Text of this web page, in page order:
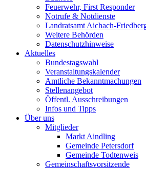
Feuerwehr, First Responder
Notrufe & Notdienste
Landratsamt Aichach-
Weitere Behörden
Datenschutzhinweise
Aktuelles
Bundestagswahl
Veranstaltungskalender
Amtliche Bekanntmachungen
Stellenangebot
Öffentl. Ausschreibungen
Infos und Tipps
Über uns
Mitglieder
Markt Aindling
Gemeinde Petersdorf
Gemeinde Todtenweis
Gemeinschaftsvorsitzende